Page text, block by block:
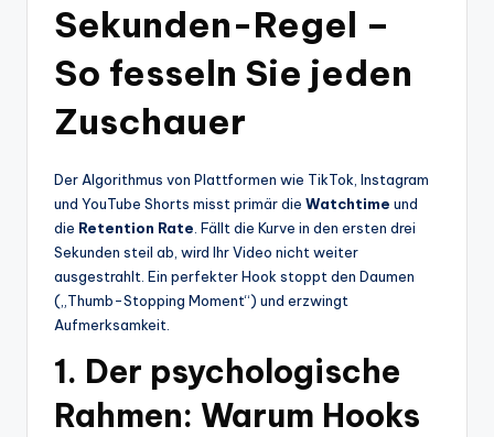
Sekunden-Regel –
So fesseln Sie jeden
Zuschauer
Der Algorithmus von Plattformen wie TikTok, Instagram
und YouTube Shorts misst primär die Watchtime und
die Retention Rate . Fällt die Kurve in den ersten drei
Sekunden steil ab, wird Ihr Video nicht weiter
ausgestrahlt. Ein perfekter Hook stoppt den Daumen
(„Thumb-Stopping Moment“) und erzwingt
Aufmerksamkeit.
1. Der psychologische
Rahmen: Warum Hooks